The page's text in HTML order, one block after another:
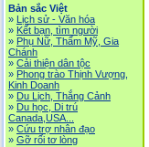
Bản sắc Việt
» Lịch sử - Văn hóa
» Kết bạn, tìm người
» Phụ Nữ, Thẩm Mỹ, Gia
Chánh
» Cải thiện dân tộc
» Phong trào Thịnh Vượng,
Kinh Doanh
» Du Lịch, Thắng Cảnh
» Du học, Di trú
Canada,USA...
» Cứu trợ nhân đạo
» Gỡ rối tơ lòng